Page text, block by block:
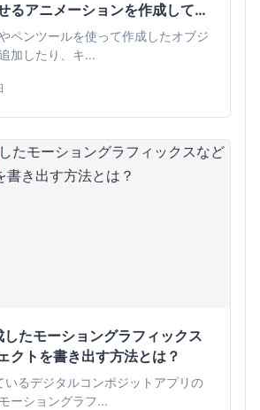
るアニメーションを作成してみ
ペンツールを使って作成したオブジ
加したり、キ...
たモーショングラフィックス
クトを書き出す方法とは？
いるデジタルコンポジットアプリの
ーショングラフ...